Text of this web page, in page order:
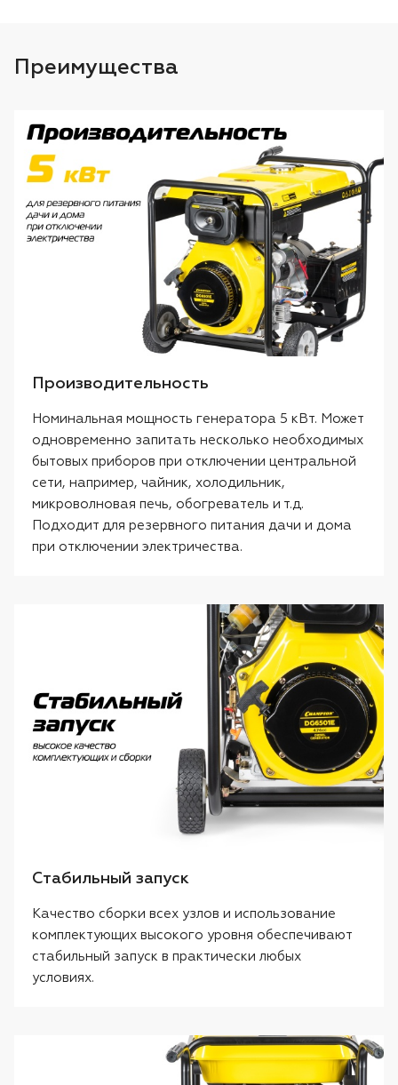
Преимущества
Производительность
Номинальная мощность генератора 5 кВт. Может
одновременно запитать несколько необходимых
бытовых приборов при отключении центральной
сети, например, чайник, холодильник,
микроволновая печь, обогреватель и т.д.
Подходит для резервного питания дачи и дома
при отключении электричества.
Стабильный запуск
Качество сборки всех узлов и использование
комплектующих высокого уровня обеспечивают
стабильный запуск в практически любых
условиях.